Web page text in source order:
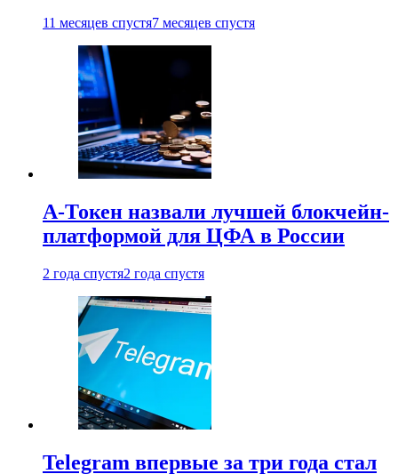
11 месяцев спустя7 месяцев спустя
А-Токен назвали лучшей блокчейн-
платформой для ЦФА в России
2 года спустя2 года спустя
Telegram впервые за три года стал